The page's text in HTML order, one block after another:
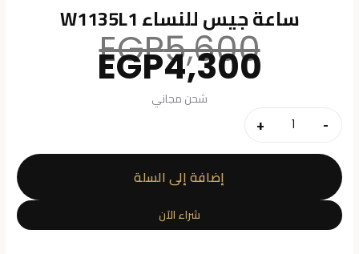
ساعة جيس للنساء W1135L1
EGP5,600 السعر
الأصلي
هو:EGP4,300
شحن مجاني
-
كمية
ساعة
جيس
للنساء
W1135L1
+
إضافة إلى السلة
شراء الآن